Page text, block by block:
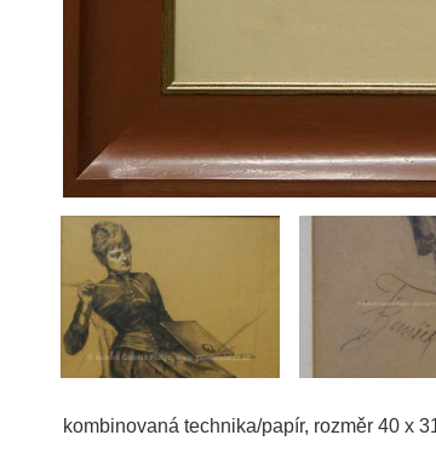
kombinovaná technika/papír, rozměr 40 x